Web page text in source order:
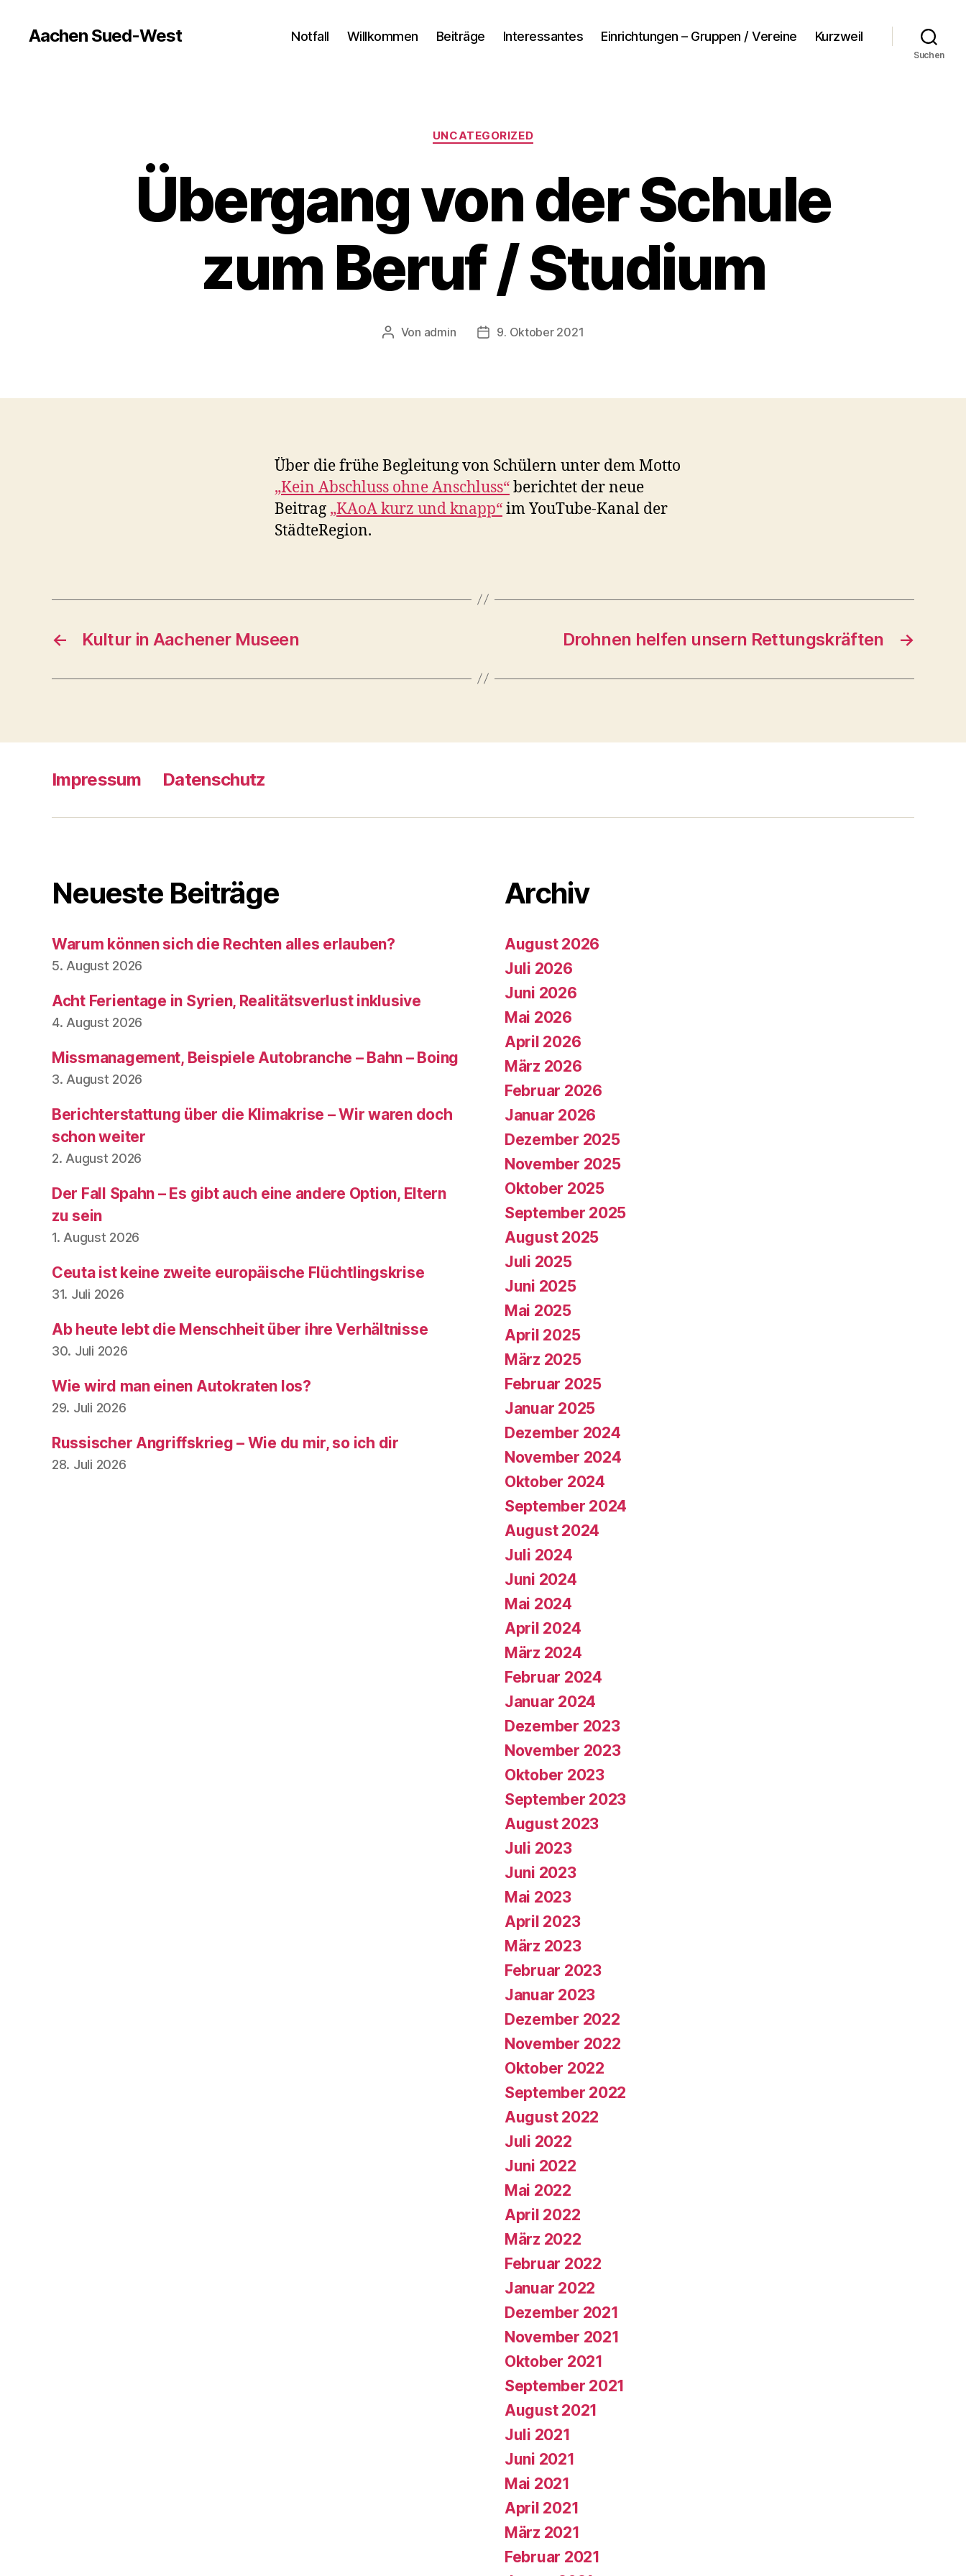
Aachen Sued-West Notfall Willkommen Beiträge Interessantes Einrichtungen – Gruppen / Vereine Kurzweil
Suchen
Kategorien
UNCATEGORIZED
Übergang von der Schule
zum Beruf / Studium
Beitragsautor
Von admin Veröffentlichungsdatum
9. Oktober 2021
Über die frühe Begleitung von Schülern unter dem Motto
„Kein Abschluss ohne Anschluss“berichtet der neue
Beitrag „KAoA kurz und knapp“im YouTube-Kanal der
StädteRegion.
← Kultur in Aachener Museen →
Drohnen helfen unsern Rettungskräften
Impressum Datenschutz
Neueste Beiträge
Warum können sich die Rechten alles erlauben?
5. August 2026
Acht Ferientage in Syrien, Realitätsverlust inklusive
4. August 2026
Missmanagement, Beispiele Autobranche – Bahn – Boing
3. August 2026
Berichterstattung über die Klimakrise – Wir waren doch
schon weiter
2. August 2026
Der Fall Spahn – Es gibt auch eine andere Option, Eltern
zu sein
1. August 2026
Ceuta ist keine zweite europäische Flüchtlingskrise
31. Juli 2026
Ab heute lebt die Menschheit über ihre Verhältnisse
30. Juli 2026
Wie wird man einen Autokraten los?
29. Juli 2026
Russischer Angriffskrieg – Wie du mir, so ich dir
28. Juli 2026
Archiv
August 2026
Juli 2026
Juni 2026
Mai 2026
April 2026
März 2026
Februar 2026
Januar 2026
Dezember 2025
November 2025
Oktober 2025
September 2025
August 2025
Juli 2025
Juni 2025
Mai 2025
April 2025
März 2025
Februar 2025
Januar 2025
Dezember 2024
November 2024
Oktober 2024
September 2024
August 2024
Juli 2024
Juni 2024
Mai 2024
April 2024
März 2024
Februar 2024
Januar 2024
Dezember 2023
November 2023
Oktober 2023
September 2023
August 2023
Juli 2023
Juni 2023
Mai 2023
April 2023
März 2023
Februar 2023
Januar 2023
Dezember 2022
November 2022
Oktober 2022
September 2022
August 2022
Juli 2022
Juni 2022
Mai 2022
April 2022
März 2022
Februar 2022
Januar 2022
Dezember 2021
November 2021
Oktober 2021
September 2021
August 2021
Juli 2021
Juni 2021
Mai 2021
April 2021
März 2021
Februar 2021